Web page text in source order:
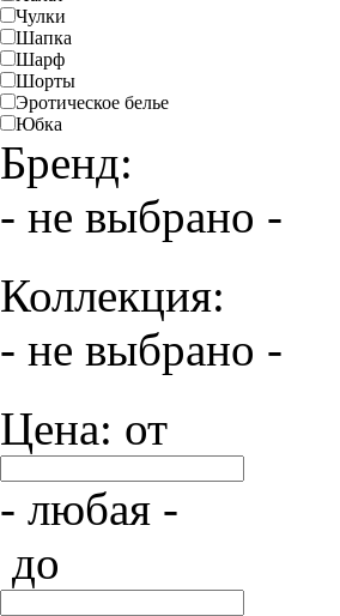
Чулки
Шапка
Шарф
Шорты
Эротическое белье
Юбка
Бренд:
- не выбрано -
Коллекция:
- не выбрано -
Цена: от
- любая -
до